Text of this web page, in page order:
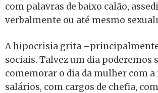
com palavras de baixo calão,
verbalmente ou até mesmo
A hipocrisia grita
sociais. Talvez um dia poderemos
comemorar o dia da mulher com a
salários, com cargos de chefia,